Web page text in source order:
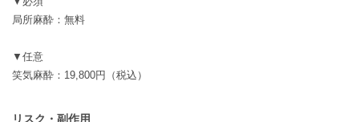
局所麻酔：無料
▼任意
笑気麻酔：19,800円（税込）
リスク・副作用